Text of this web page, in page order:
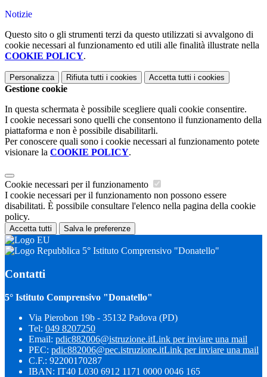
Notizie
Questo sito o gli strumenti terzi da questo utilizzati si avvalgono di
cookie necessari al funzionamento ed utili alle finalità illustrate nella
COOKIE POLICY.
Personalizza Rifiuta tutti i cookies Accetta tutti i cookies
Gestione cookie
In questa schermata è possibile scegliere quali cookie consentire.
I cookie necessari sono quelli che consentono il funzionamento della
piattaforma e non è possibile disabilitarli.
Per conoscere quali sono i cookie necessari al funzionamento potete
visionare la COOKIE POLICY.
Cookie necessari per il funzionamento
I cookie necessari per il funzionamento non possono essere
disabilitati. È possibile consultare l'elenco nella pagina della cookie
policy.
Accetta tutti Salva le preferenze
5° Istituto Comprensivo "Donatello"
Contatti
5° Istituto Comprensivo "Donatello"
Via Pierobon 19b - 35132 Padova (PD)
Tel: 049 8207250
Email: pdic882006@istruzione.itLink per inviare una mail
PEC: pdic882006@pec.istruzione.itLink per inviare una mail
C.F.: 92200170287
IBAN: IT40 L030 6912 1171 0000 0046 165